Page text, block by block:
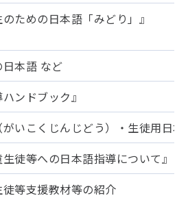
のための日本語「みどり」』
本語 など
ンドブック』
いこくじんじどう）・生徒用日
生徒等への日本語指導について』
等支援教材等の紹介